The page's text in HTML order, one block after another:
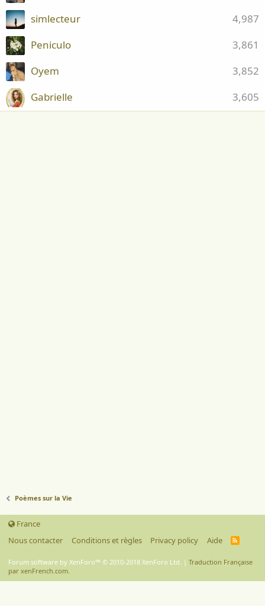
4,987
simlecteur
3,861
Peniculo
3,852
Oyem
3,605
Gabrielle
Poèmes sur la Vie
France
Nous contacter
Conditions et règles Privacy policy Aide
R
S
Forum software by XenForo™ © 2010-2018 XenForo Ltd. | Traduction Française
par xenFrench.com.